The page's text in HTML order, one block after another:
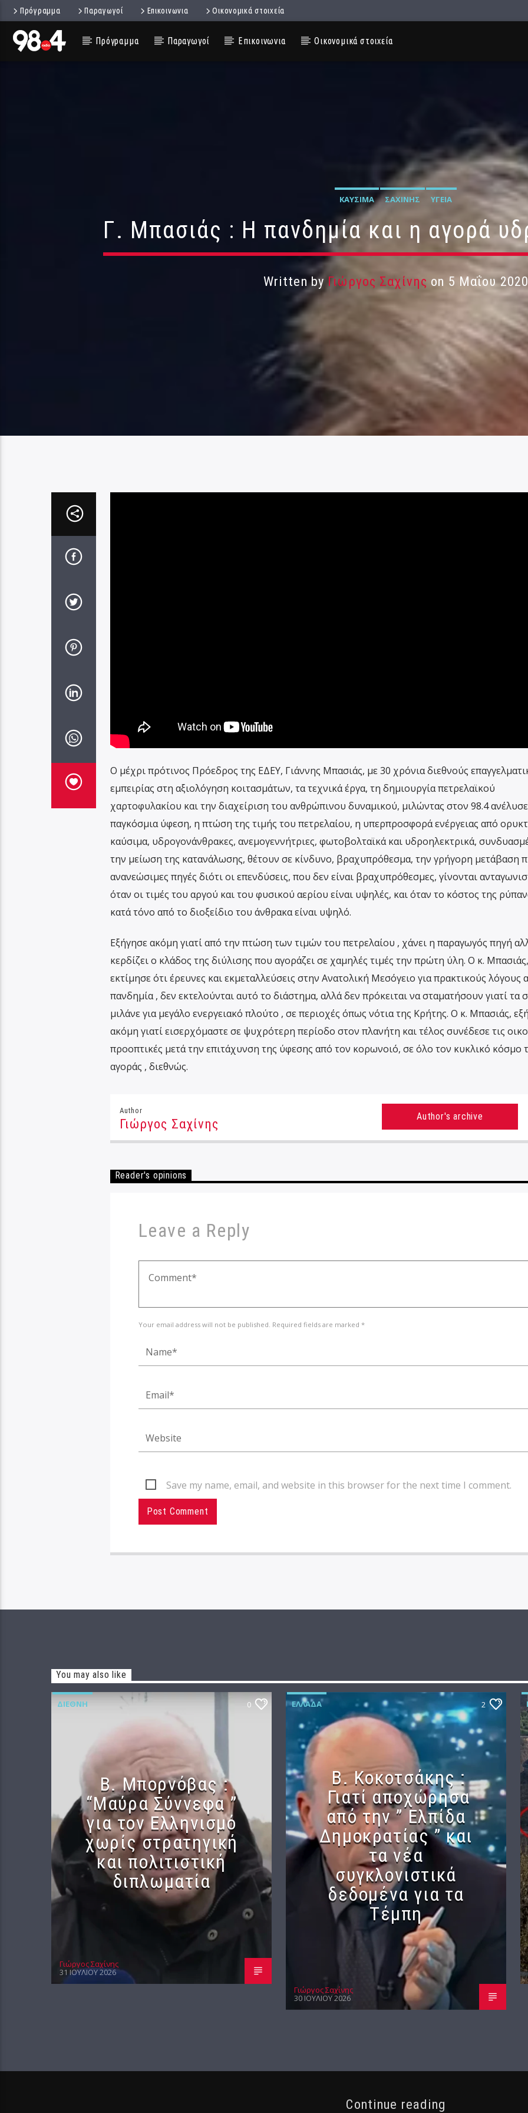
Πρόγραμμα Παραγωγοί Επικοινωνια Οικονομικά στοιχεία
Πρόγραμμα Παραγωγοί Επικοινωνια Οικονομικά στοιχεία
ΚΑΎΣΙΜΑ ΣΑΧΊΝΗΣ ΥΓΕΊΑ
Γ. Μπασιάς : Η πανδημία και η αγορά
Written by Γιώργος Σαχίνης on 5 Μαΐου 2020
Ο μέχρι πρότινος Πρόεδρος της ΕΔΕΥ, Γιάννης Μπασιάς, με 30 χρόνια διεθνούς
εμπειρίας στη αξιολόγηση κοιτασμάτων, τα τεχνικά έργα, τη δημιουργία πετρελαϊκού
χαρτοφυλακίου και την διαχείριση του ανθρώπινου δυναμικού, μιλώντας στον 98.4 ανέλυσε
παγκόσμια ύφεση, η πτώση της τιμής του πετρελαίου, η υπερπροσφορά ενέργειας από
καύσιμα, υδρογονάνθρακες, ανεμογεννήτριες, φωτοβολταϊκά και υδροηλεκτρικά,
την μείωση της κατανάλωσης, θέτουν σε κίνδυνο, βραχυπρόθεσμα, την γρήγορη μετάβαση
ανανεώσιμες πηγές διότι οι επενδύσεις, που δεν είναι βραχυπρόθεσμες, γίνονται
όταν οι τιμές του αργού και του φυσικού αερίου είναι υψηλές, και όταν το κόστος της
κατά τόνο από το διοξείδιο του άνθρακα είναι υψηλό.
Εξήγησε ακόμη γιατί από την πτώση των τιμών του πετρελαίου , χάνει η παραγωγός πηγή
κερδίζει ο κλάδος της διύλισης που αγοράζει σε χαμηλές τιμές την πρώτη ύλη. Ο κ. Μπασιάς,
εκτίμησε ότι έρευνες και εκμεταλλεύσεις στην Ανατολική Μεσόγειο για πρακτικούς λόγους
πανδημία , δεν εκτελούνται αυτό το διάστημα, αλλά δεν πρόκειται να σταματήσουν γιατί τα
μιλάνε για μεγάλο ενεργειακό πλούτο , σε περιοχές όπως νότια της Κρήτης. Ο κ. Μπασιάς,
ακόμη γιατί εισερχόμαστε σε ψυχρότερη περίοδο στον πλανήτη και τέλος συνέδεσε τις
προοπτικές μετά την επιτάχυνση της ύφεσης από τον κορωνοιό, σε όλο τον κυκλικό κόσμο
αγοράς , διεθνώς.
Author
Γιώργος Σαχίνης Author's archive
Reader's opinions
Leave a Reply
Your email address will not be published. Required fields are marked *
Save my name, email, and website in this browser for the next time I comment.
You may also like
ΔΙΕΘΝΉ 0
B. Μπορνόβας :
“Μαύρα Σύννεφα ”
για τον Ελληνισμό
χωρίς στρατηγική
και πολιτιστική
διπλωματία
Γιώργος Σαχίνης
31 ΙΟΥΛΊΟΥ 2026
ΕΛΛΆΔΑ 2
Β. Κοκοτσάκης :
Γιατί αποχώρησα
από την ” Ελπίδα
Δημοκρατίας ” και
τα νέα
συγκλονιστικά
δεδομένα για τα
Τέμπη
Γιώργος Σαχίνης
30 ΙΟΥΛΊΟΥ 2026
Continue reading